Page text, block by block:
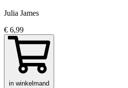
Julia James
€ 6,99
in winkelmand